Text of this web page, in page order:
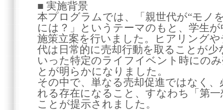
■ 実施背景
本プログラムでは、「親世代が“モノ
には？」というテーマのもと、学生
施策立案を行いました。ヒアリング
代は日常的に売却行動を取ることが
いった特定のライフイベント時にの
とが明らかになりました。
その中で、単なる売却促進ではなく
れる存在になること、すなわち「第
ことが提示されました。